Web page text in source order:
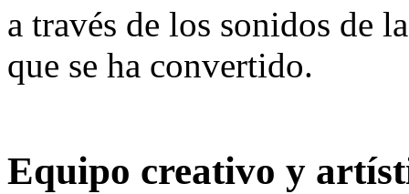
a través de los sonidos de
que se ha convertido.
Equipo creativo y